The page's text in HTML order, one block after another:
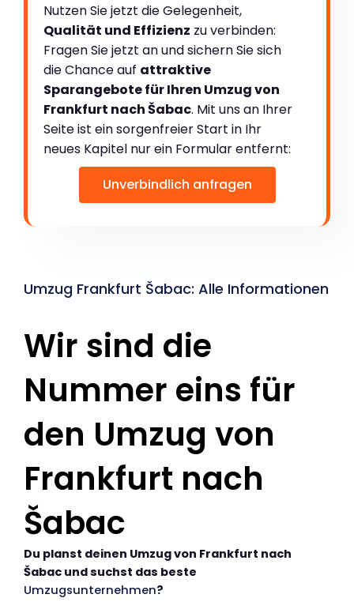
Nutzen Sie jetzt die Gelegenheit,
Qualität und Effizienz zu verbinden:
Fragen Sie jetzt an und sichern Sie sich
die Chance auf attraktive
Sparangebote für Ihren Umzug von
Frankfurt nach Šabac. Mit uns an Ihrer
Seite ist ein sorgenfreier Start in Ihr
neues Kapitel nur ein Formular entfernt:
Unverbindlich anfragen
Umzug Frankfurt Šabac: Alle Informationen
Wir sind die
Nummer eins für
den Umzug von
Frankfurt nach
Šabac
Du planst deinen Umzug von Frankfurt nach
Šabac und suchst das beste
Umzugsunternehmen?